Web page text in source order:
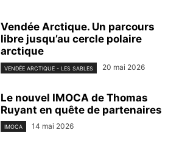
Vendée Arctique. Un parcours
libre jusqu’au cercle polaire
arctique
VENDÉE ARCTIQUE - LES SABLES 20 mai 2026
Le nouvel IMOCA de Thomas
Ruyant en quête de partenaires
IMOCA 14 mai 2026